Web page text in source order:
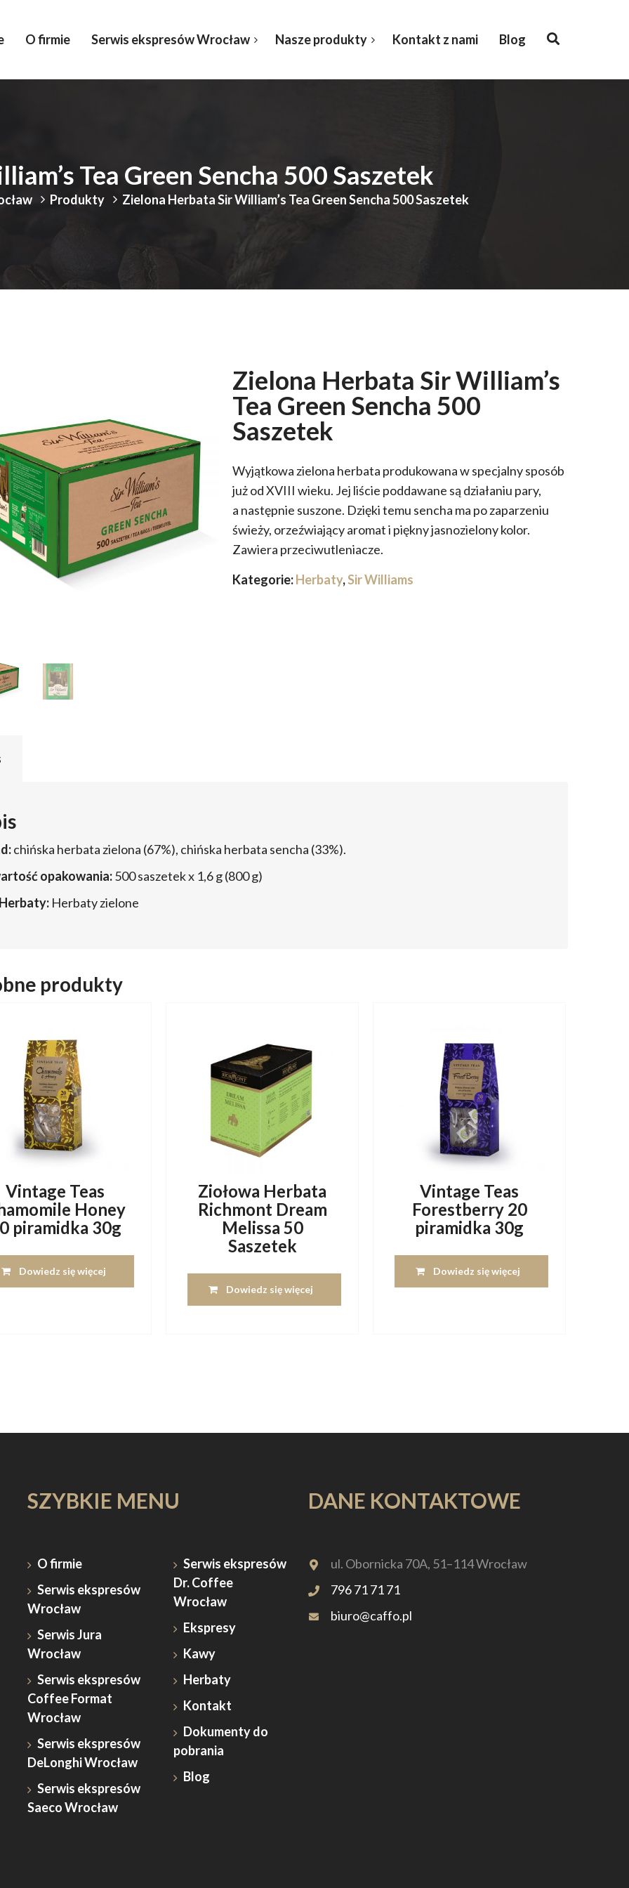
O firmie Serwis ekspresów Wrocław Nasze produkty Kontakt z nami Blog
Tea Green Sencha 500 Saszetek
Produkty Zielona Herbata Sir William’s Tea Green Sencha 500 Saszetek
Zielona Herbata Sir William’s
Tea Green Sencha 500
Saszetek
Wyjątkowa zielona herbata produkowana w specjalny sposób
już od XVIII wieku. Jej liście poddawane są działaniu pary,
a następnie suszone. Dzięki temu sencha ma po zaparzeniu
świeży, orzeźwiający aromat i piękny jasnozielony kolor.
Zawiera przeciwutleniacze.
Kategorie:Herbaty,Sir Williams
chińska herbata zielona (67%), chińska herbata sencha (33%).
opakowania:500 saszetek x 1,6 g (800 g)
Herbaty zielone
produkty
Vintage Teas
Honey
piramidka 30g
Dowiedz się więcej
Ziołowa Herbata
Richmont Dream
Melissa 50
Saszetek
Dowiedz się więcej
Vintage Teas
Forestberry 20
piramidka 30g
Dowiedz się więcej
SZYBKIE MENU
O firmie
Serwis ekspresów
Wrocław
Serwis Jura
Wrocław
Serwis ekspresów
Coffee Format
Wrocław
Serwis ekspresów
DeLonghi Wrocław
Serwis ekspresów
Saeco Wrocław
Serwis ekspresów
Dr. Coffee
Wrocław
Ekspresy
Kawy
Herbaty
Kontakt
Dokumenty do
pobrania
Blog
DANE KONTAKTOWE
ul. Obornicka 70A, 51–114 Wrocław
796 71 71 71
biuro@caffo.pl